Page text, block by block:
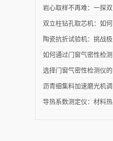
仪，需要注意哪些事项？
岩心取样不再难：一探双
立柱钻孔取芯机的奥秘
双立柱钻孔取芯机：如何
提高地质取样的精确度与
效率？
陶瓷抗折试验机：挑战极
限，提升可能
如何通过门窗气密性检测
仪节能？
选择门窗气密性检测仪的
关键因素是什么？
沥青细集料加速磨光机调
试完毕紧急发货
导热系数测定仪：材料热